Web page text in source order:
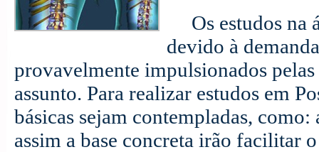
Os estudos na
devido à
provavelmente impulsionados
assunto. Para realizar estudos em
básicas sejam contempladas,
assim a base concreta irão facilitar